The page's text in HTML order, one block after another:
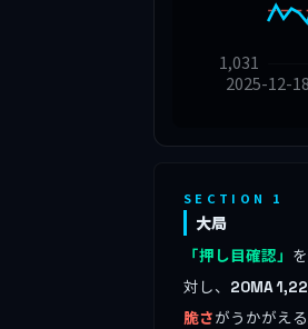
1,031
2025-12-18
SECTION 1
大局
「押し目確認」
対し、 20MA
脆さがうかがえ